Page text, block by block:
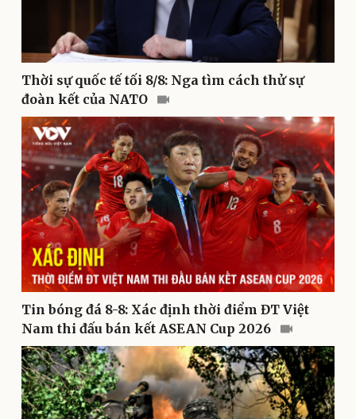
Pháp luật
Vụ án
Tin nóng
Tư vấn luật
Quân sự - Quốc phòng
Vũ khí
Phân tích
Thể thao
Bóng đá
Lịch thi đấu bóng đá
Ô tô - Xe máy
Ô tô
Xe máy
Thời sự quốc tế tối 8/8: Nga tìm cách thử sự
đoàn kết của NATO
Tin bóng đá 8-8: Xác định thời điểm ĐT Việt
Nam thi đấu bán kết ASEAN Cup 2026